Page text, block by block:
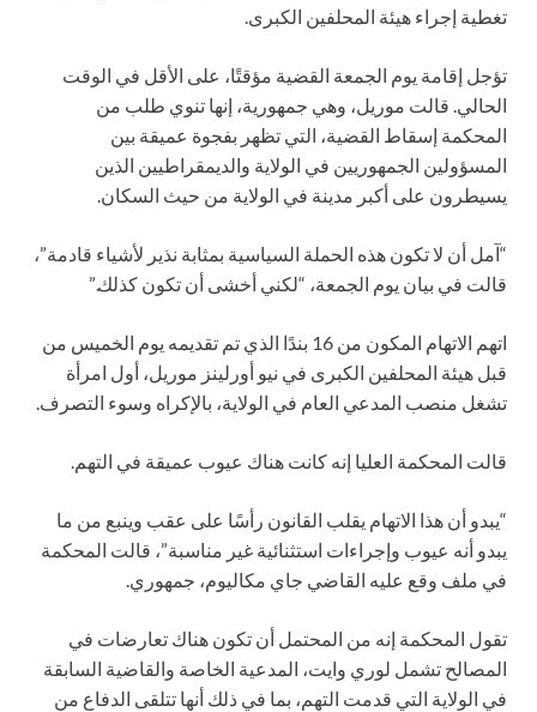
تغطية إجراء هيئة المحلفين الكبرى.
تؤجل إقامة يوم الجمعة القضية مؤقتًا، على الأقل في الوقت
الحالي. قالت موريل، وهي جمهورية، إنها تنوي طلب من
المحكمة إسقاط القضية، التي تظهر بفجوة عميقة بين
المسؤولين الجمهوريين في الولاية والديمقراطيين الذين
يسيطرون على أكبر مدينة في الولاية من حيث السكان.
“آمل أن لا تكون هذه الحملة السياسية بمثابة نذير لأشياء قادمة”،
قالت في بيان يوم الجمعة، “لكني أخشى أن تكون كذلك.”
اتهم الاتهام المكون من 16 بندًا الذي تم تقديمه يوم الخميس من
قبل هيئة المحلفين الكبرى في نيو أورلينز موريل، أول امرأة
تشغل منصب المدعي العام في الولاية، بالإكراه وسوء التصرف.
قالت المحكمة العليا إنه كانت هناك عيوب عميقة في التهم.
“يبدو أن هذا الاتهام يقلب القانون رأسًا على عقب وينبع من ما
يبدو أنه عيوب وإجراءات استثنائية غير مناسبة”، قالت المحكمة
في ملف وقع عليه القاضي جاي مكاليوم، جمهوري.
تقول المحكمة إنه من المحتمل أن تكون هناك تعارضات في
المصالح تشمل لوري وايت، المدعية الخاصة والقاضية السابقة
في الولاية التي قدمت التهم، بما في ذلك أنها تتلقى الدفاع من